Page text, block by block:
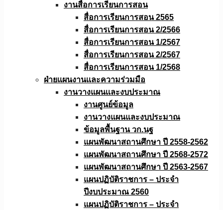
งานสื่อการเรียนการสอน
สื่อการเรียนการสอน 2565
สื่อการเรียนการสอน 2/2566
สื่อการเรียนการสอน 1/2567
สื่อการเรียนการสอน 2/2567
สื่อการเรียนการสอน 1/2568
ฝ่ายแผนงานเเละความร่วมมือ
งานวางแผนเเละงบประมาณ
งานศูนย์ข้อมูล
งานวางแผนและงบประมาณ
ข้อมูลพื้นฐาน วก.นฐ
แผนพัฒนาสถานศึกษา ปี 2558-2562
แผนพัฒนาสถานศึกษา ปี 2568-2572
แผนพัฒนาสถานศึกษา ปี 2563-2567
แผนปฏิบัติราชการ – ประจำ
ปีงบประมาณ 2560
แผนปฏิบัติราชการ – ประจำ